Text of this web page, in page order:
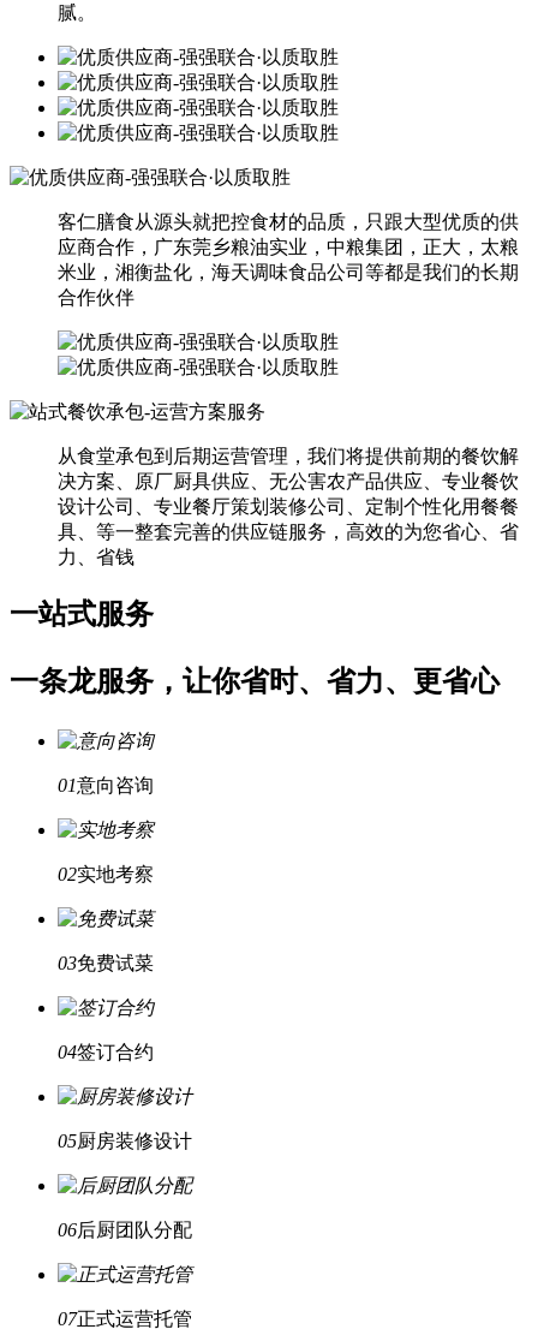
腻。
客仁膳食从源头就把控食材的品质，只跟大型优质的供
应商合作，广东莞乡粮油实业，中粮集团，正大，太粮
米业，湘衡盐化，海天调味食品公司等都是我们的长期
合作伙伴
从食堂承包到后期运营管理，我们将提供前期的餐饮解
决方案、原厂厨具供应、无公害农产品供应、专业餐饮
设计公司、专业餐厅策划装修公司、定制个性化用餐餐
具、等一整套完善的供应链服务，高效的为您省心、省
力、省钱
一站式服务
一条龙服务，让你省时、省力、更省心
01意向咨询
02实地考察
03免费试菜
04签订合约
05厨房装修设计
06后厨团队分配
07正式运营托管